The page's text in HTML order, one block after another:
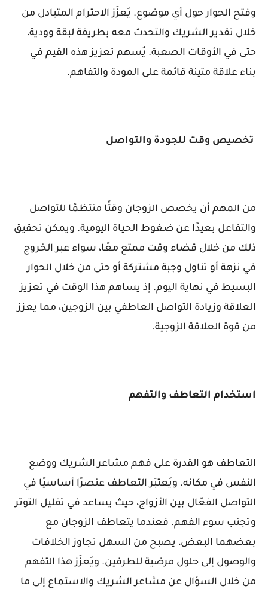
وفتح الحوار حول أي موضوع. يُعزَز الاحترام المتبادل من
خلال تقدير الشريك والتحدث معه بطريقة لبقة وودية،
حتى في الأوقات الصعبة. يُسهم تعزيز هذه القيم في
بناء علاقة متينة قائمة على المودة والتفاهم.
تخصيص وقت للجودة والتواصل
من المهم أن يخصص الزوجان وقتًا منتظمًا للتواصل
والتفاعل بعيدًا عن ضغوط الحياة اليومية. ويمكن تحقيق
ذلك من خلال قضاء وقت ممتع معًا، سواء عبر الخروج
في نزهة أو تناول وجبة مشتركة أو حتى من خلال الحوار
البسيط في نهاية اليوم. إذ يساهم هذا الوقت في تعزيز
العلاقة وزيادة التواصل العاطفي بين الزوجين، مما يعزز
من قوة العلاقة الزوجية.
استخدام التعاطف والتفهم
التعاطف هو القدرة على فهم مشاعر الشريك ووضع
النفس في مكانه. ويُعتبَر التعاطف عنصرًا أساسيًا في
التواصل الفعّال بين الأزواج، حيث يساعد في تقليل التوتر
وتجنب سوء الفهم. فعندما يتعاطف الزوجان مع
بعضهما البعض، يصبح من السهل تجاوز الخلافات
والوصول إلى حلول مرضية للطرفين. ويُعزَز هذا التفهم
من خلال السؤال عن مشاعر الشريك والاستماع إلى ما